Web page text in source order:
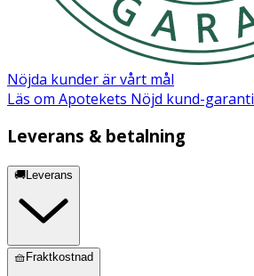
Nöjda kunder är vårt mål
Läs om Apotekets Nöjd kund-garanti
Leverans & betalning
🚚Leverans
🧺Fraktkostnad